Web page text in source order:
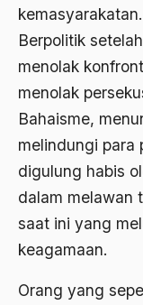
Berpolitik
menolak
menolak
Bahaisme,
melindungi para
digulung habis
dalam melawan
saat ini yang
keagamaan.
Orang yang
Ahmad Wahid
Ahmadiyah
Airport
Airport Changi
Airport Noto Hadi
Ajaran AGama
Ajaran Agama Islam
Ajaran Islam